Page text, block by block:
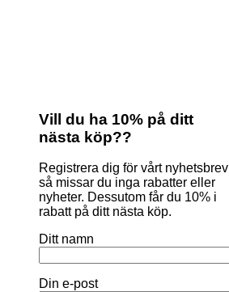
Vill du ha 10% på ditt
nästa köp??
Registrera dig för vårt nyhetsbrev
så missar du inga rabatter eller
nyheter. Dessutom får du 10% i
rabatt på ditt nästa köp.
Ditt namn
Din e-post